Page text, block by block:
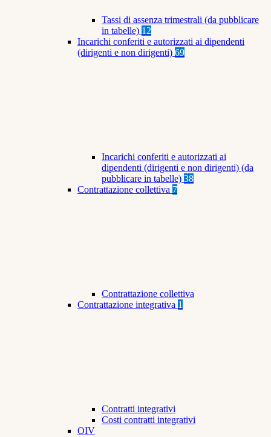
Tassi di assenza trimestrali (da pubblicare
in tabelle) 12
Incarichi conferiti e autorizzati ai dipendenti
(dirigenti e non dirigenti) 69
Incarichi conferiti e autorizzati ai
dipendenti (dirigenti e non dirigenti) (da
pubblicare in tabelle) 38
Contrattazione collettiva 7
Contrattazione collettiva
Contrattazione integrativa 1
Contratti integrativi
Costi contratti integrativi
OIV